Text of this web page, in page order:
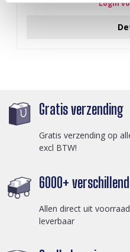
Login
Gratis verzending
Gratis verzending op
excl BTW!
6000+
Allen direct uit voorraad
leverbaar